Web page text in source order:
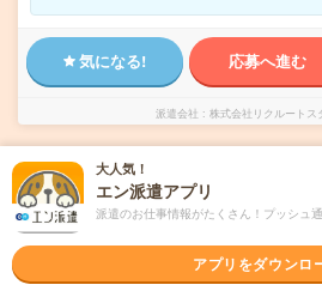
気になる! 応募へ進む
派遣会社 株式会社リクルートス
未読 掲載日 2026/08/08
時給1550円＊未経験OK＊大
事務サポート＊残業少
大人気！
エン派遣アプリ
派遣のお仕事情報がたくさん！プッシュ
アプリをダウンロ